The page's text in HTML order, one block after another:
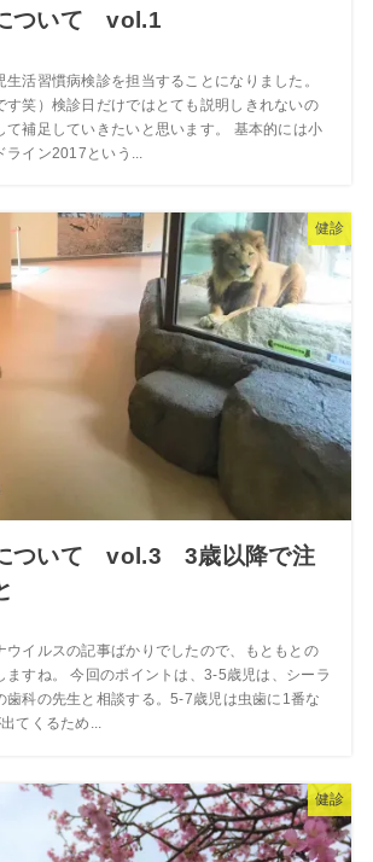
ついて vol.1
生活習慣病検診を担当することになりました。
す笑）検診日だけではとても説明しきれないの
て補足していきたいと思います。 基本的には小
ライン2017という...
健診
ついて vol.3 3歳以降で注
ウイルスの記事ばかりでしたので、もともとの
ますね。 今回のポイントは、3-5歳児は、シーラ
歯科の先生と相談する。5-7歳児は虫歯に1番な
てくるため...
健診